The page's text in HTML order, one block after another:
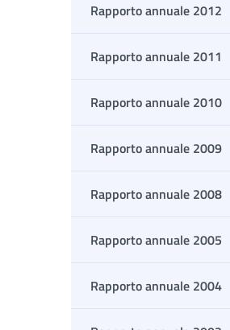
Rapporto annuale 2012
Rapporto annuale 2011
Rapporto annuale 2010
Rapporto annuale 2009
Rapporto annuale 2008
Rapporto annuale 2005
Rapporto annuale 2004